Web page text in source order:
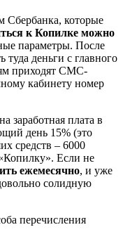
Сбербанка, которые
к Копилке можно
параметры. После
туда деньги с главного
приходят СМС-
кабинету номер
заработная плата в
день 15% (это
средств – 6000
Если не
ежемесячно, и уже
солидную
перечисления